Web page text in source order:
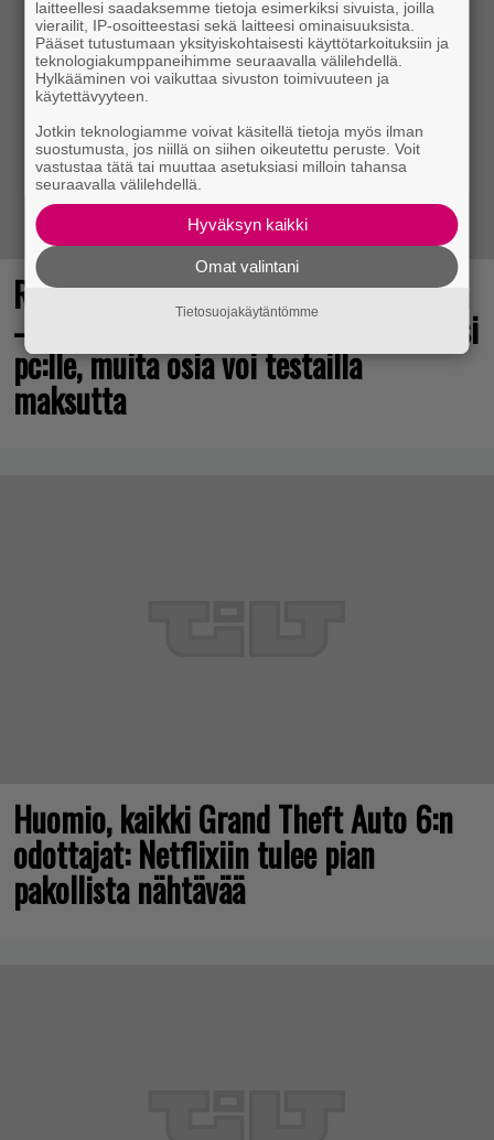
Rakastettu pelisarja täyttää 25 vuotta
– vuonna 2012 julkaistu osa ilmaiseksi
pc:lle, muita osia voi testailla
maksutta
Huomio, kaikki Grand Theft Auto 6:n
odottajat: Netflixiin tulee pian
pakollista nähtävää
laitteellesi saadaksemme tietoja esimerkiksi sivuista, joilla
vierailit, IP-osoitteestasi sekä laitteesi ominaisuuksista.
Pääset tutustumaan yksityiskohtaisesti käyttötarkoituksiin ja
teknologiakumppaneihimme seuraavalla välilehdellä.
Hylkääminen voi vaikuttaa sivuston toimivuuteen ja
käytettävyyteen.
Jotkin teknologiamme voivat käsitellä tietoja myös ilman
suostumusta, jos niillä on siihen oikeutettu peruste. Voit
vastustaa tätä tai muuttaa asetuksiasi milloin tahansa
seuraavalla välilehdellä.
Hyväksyn kaikki
Omat valintani
Tietosuojakäytäntömme